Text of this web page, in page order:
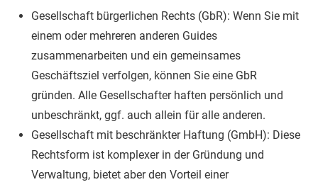
Gesellschaft bürgerlichen Rechts (GbR): Wenn Sie mit
einem oder mehreren anderen Guides
zusammenarbeiten und ein gemeinsames
Geschäftsziel verfolgen, können Sie eine GbR
gründen. Alle Gesellschafter haften persönlich und
unbeschränkt, ggf. auch allein für alle anderen.
Gesellschaft mit beschränkter Haftung (GmbH): Diese
Rechtsform ist komplexer in der Gründung und
Verwaltung, bietet aber den Vorteil einer